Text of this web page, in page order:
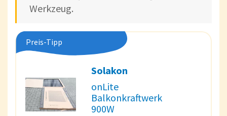
Werkzeug.
Preis-Tipp
Solakon
onLite
Balkonkraftwerk
900W